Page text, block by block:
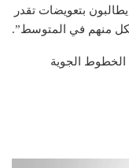
بتعويضات تقدر
الخطوط الجوية